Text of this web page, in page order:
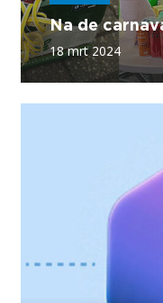
Na de
18 mrt 2024